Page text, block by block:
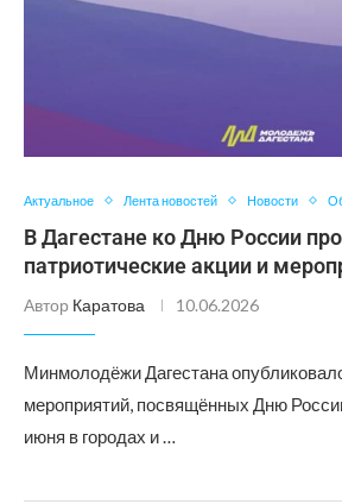
Актуальное Лента новостей Новости
В Дагестане ко Дню России
патриотические акции и
Автор Каратова 10.06.2026
Минмолодёжи Дагестана
мероприятий, посвящённых Дню
июня в городах и …